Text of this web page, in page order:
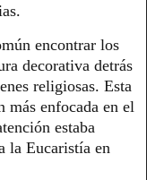
encontrar los
decorativa detrás
religiosas. Esta
más enfocada en el
estaba
la Eucaristía en